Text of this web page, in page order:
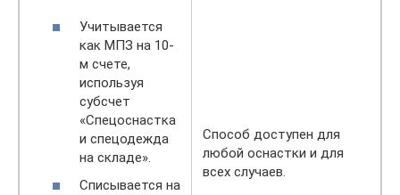
Учитывается
как МПЗ на 10-
м счете,
используя
субсчет
«Спецоснастка
и спецодежда
на складе».
Списывается на
Способ доступен для
любой оснастки и для
всех случаев.